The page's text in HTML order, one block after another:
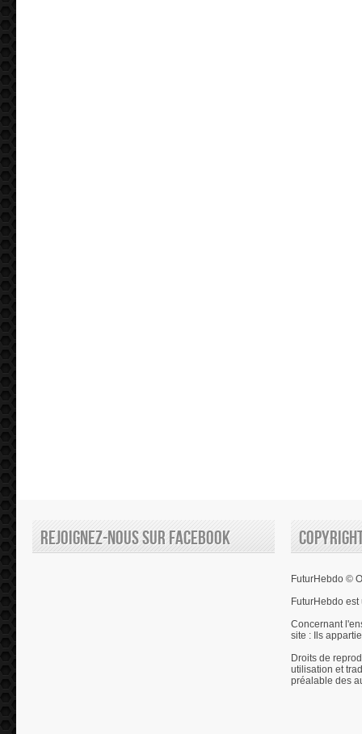
Rejoignez-nous sur Facebook
FuturHebdo ©
FuturHebdo
Concernant
site : Ils
Droits de
utilisation et
préalable des